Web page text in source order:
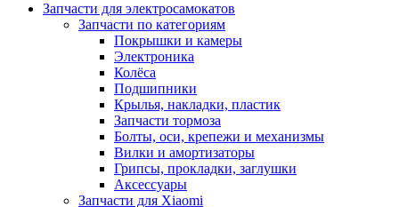
Запчасти для электросамокатов
Запчасти по категориям
Покрышки и камеры
Электроника
Колёса
Подшипники
Крылья, накладки, пластик
Запчасти тормоза
Болты, оси, крепежи и механизмы
Вилки и амортизаторы
Грипсы, прокладки, заглушки
Аксессуары
Запчасти для Xiaomi